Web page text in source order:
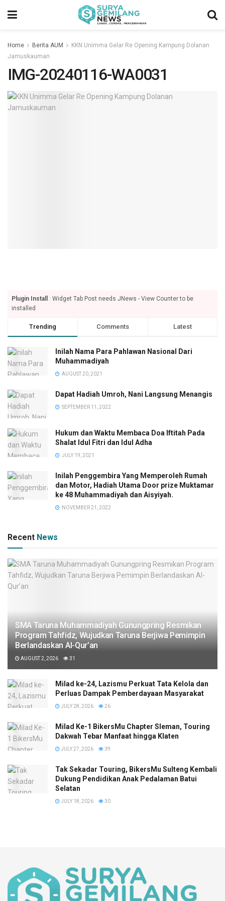
Home Berita AUM
KKN Unimma Gelar Re Opening Kampung Dolanan
Jamuskauman
IMG-20240116-WA0031
Plugin Install
: Widget Tab Post needs JNews - View Counter to be
installed
Trending Comments Latest
Inilah Nama Para Pahlawan Nasional Dari
Muhammadiyah
AUGUST 20, 2021
Dapat Hadiah Umroh, Nani Langsung Menangis
SEPTEMBER 11, 2022
Hukum dan Waktu Membaca Doa Iftitah Pada
Shalat Idul Fitri dan Idul Adha
JULY 19, 2021
Inilah Penggembira Yang Memperoleh Rumah
dan Motor, Hadiah Utama Door prize Muktamar
ke 48 Muhammadiyah dan Aisyiyah.
NOVEMBER 21, 2022
Recent News
SMA Taruna Muhammadiyah Gunungpring Resmikan
Program Tahfidz, Wujudkan Taruna Berjiwa Pemimpin
Berlandaskan Al-Qur’an
AUGUST 2, 2026 31
Milad ke-24, Lazismu Perkuat Tata Kelola dan
Perluas Dampak Pemberdayaan Masyarakat
JULY 28, 2026 26
Milad Ke-1 BikersMu Chapter Sleman, Touring
Dakwah Tebar Manfaat hingga Klaten
JULY 27, 2026 39
Tak Sekadar Touring, BikersMu Sulteng Kembali
Dukung Pendidikan Anak Pedalaman Batui
Selatan
JULY 18, 2026 30